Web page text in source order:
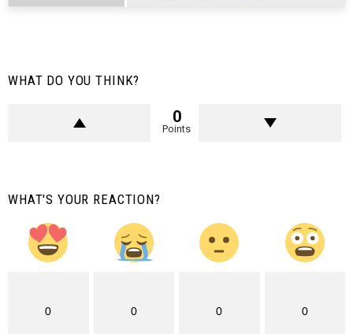
WHAT DO YOU THINK?
0
Points
WHAT'S YOUR REACTION?
0 0 0 0